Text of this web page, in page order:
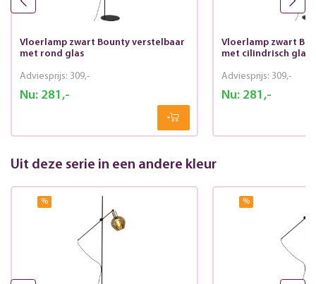
Vloerlamp zwart Bounty verstelbaar
met rond glas
Nu:281,-
Adviesprijs: 309,-
Vloerlamp zwart
met cilindrisch glas
Nu:281,-
Adviesprijs: 309,-
Uit deze serie in een andere kleur
% %